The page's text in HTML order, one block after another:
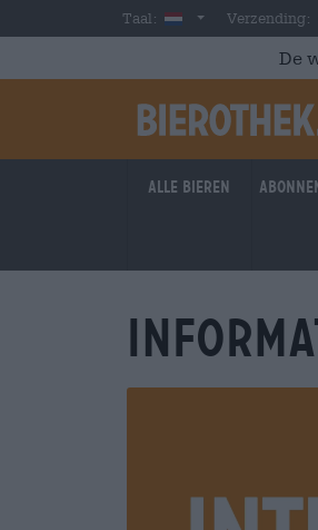
Skip to main content
Taal: DutchVerzending:
De
Alle bieren